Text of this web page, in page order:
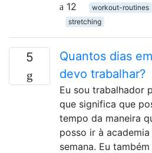
12
workout-routines
stretching
5
Quantos dias
devo trabalhar?
Eu sou trabalhador
que significa que
tempo da maneira
posso ir à
semana. Eu